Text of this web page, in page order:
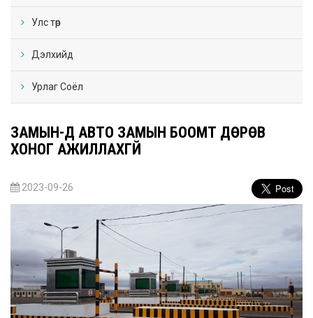
Улс төр
Дэлхийд
Урлаг Соёл
ЗАМЫН-ҮҮД АВТО ЗАМЫН БООМТ ДӨРӨВ
ХОНОГ АЖИЛЛАХГҮЙ
2023-09-26